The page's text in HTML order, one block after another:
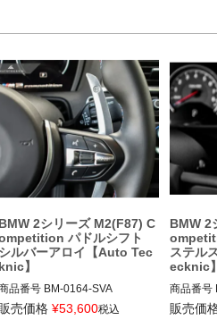
M5(F10,F90)
M6(F12,F13)
BMW X2シリーズ(F39)
BMW X3シリーズ(F25)
BMW X4シリーズ(F26)
BMW X5 M(F85)
BMW X6 M(F86)
BMW
BMW
BMW X2
BMW X3
BMW X4
BMW X5
BMW X6
BMW 2シリーズ M2(F87) C
パドルシフト
シルバーアロイ【Auto Tec
knic】
品番号 BM-0164-SVA
0164-SVA
販売価格 ¥53,600税込
BMW 2
ステル
ecknic】
商品番号
BM-
販売価